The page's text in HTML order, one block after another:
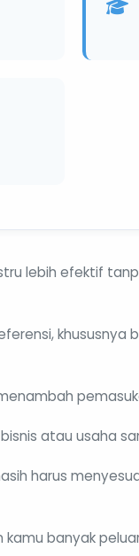
lebih efektif
atau usaha
harus
banyak